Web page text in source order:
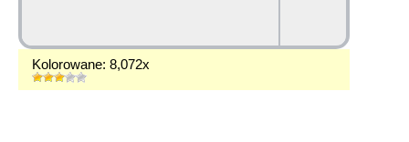
Kolorowane: 8,072x